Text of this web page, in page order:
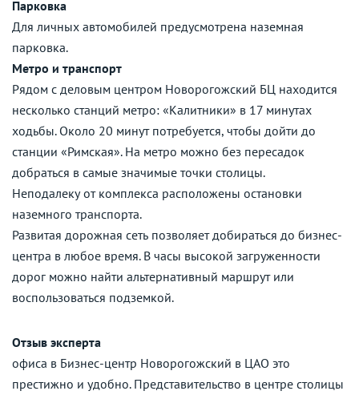
Парковка
Для личных автомобилей предусмотрена наземная
парковка.
Метро и транспорт
Рядом с деловым центром Новорогожский БЦ находится
несколько станций метро: «Калитники» в 17 минутах
ходьбы. Около 20 минут потребуется, чтобы дойти до
станции «Римская». На метро можно без пересадок
добраться в самые значимые точки столицы.
Неподалеку от комплекса расположены остановки
наземного транспорта.
Развитая дорожная сеть позволяет добираться до бизнес-
центра в любое время. В часы высокой загруженности
дорог можно найти альтернативный маршрут или
воспользоваться подземкой.
Отзыв эксперта
офиса в Бизнес-центр Новорогожский в ЦАО это
престижно и удобно. Представительство в центре столицы